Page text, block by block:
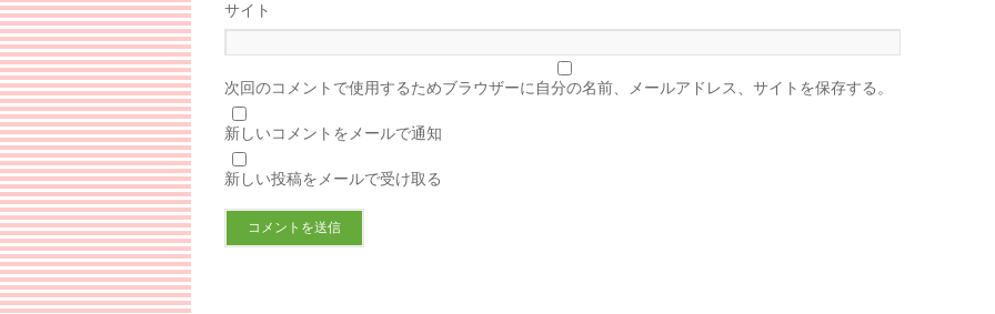
サイト
次回のコメントで使用するためブラウザーに自分の名前、メールアドレス、サイトを保存する。
新しいコメントをメールで通知
新しい投稿をメールで受け取る